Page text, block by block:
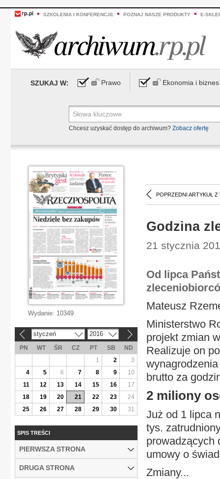
SZKOLENIA I KONFERENCJE POZNAJ NASZE PRODUKTY E-
SZUKAJ W: Prawo Ekonomia i biznes
Chcesz uzyskać dostęp do archiwum? Zobacz ofertę
POPRZEDNI ARTYKUŁ Z
Godzina
21 stycznia
Od lipca
Mateusz
Ministerstwo
projekt zmian
Realizuje on
brutto za
2 miliony
Już od 1 lipca
tys.
prowadzących
umowy o
Zmiany...
Wydanie: 10349
styczeń 2016
PN WT ŚR CZ PT SB
ND
1
2
3
4
5 6 7 8 9
10
11
12 13 14 15 16
17
18
19 20 21 22 23
24
25
26 27 28 29 30 31
SPIS TREŚCI
PIERWSZA STRONA
DRUGA STRONA